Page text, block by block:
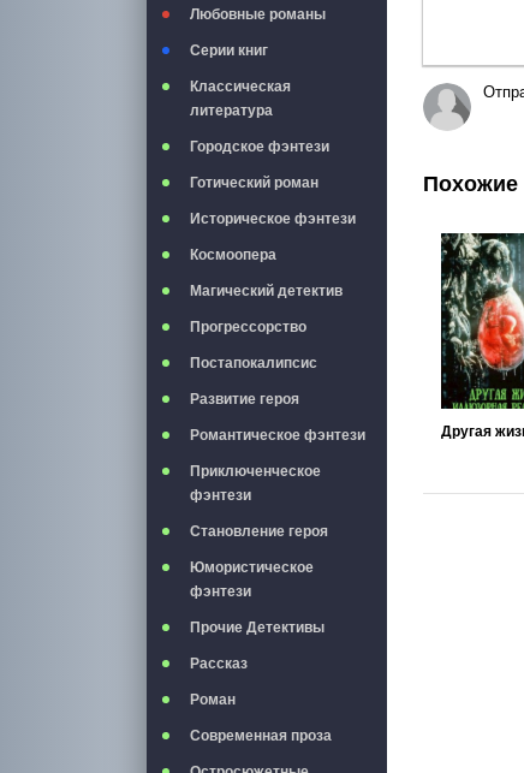
Любовные романы
Серии книг
Классическая
литература
Городское фэнтези
Готический роман
Историческое фэнтези
Космоопера
Магический детектив
Прогрессорство
Постапокалипсис
Развитие героя
Романтическое фэнтези
Приключенческое
фэнтези
Становление героя
Юмористическое
фэнтези
Прочие Детективы
Рассказ
Роман
Современная проза
Похожие